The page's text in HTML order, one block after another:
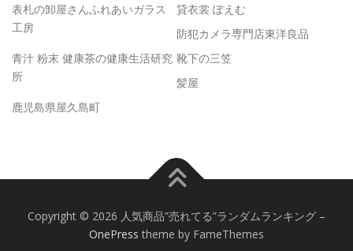
表札の卸屋さんふれあいガラス
工房
貸衣裳 ぽえむ
防犯カメラ専門店東洋良品
青汁 粉末 健康茶の健康生活研究
所
靴下の三笠
髪屋
鹿児島県屋久島町
Copyright © 2026 人気商品”売れてる”ランダムランキング –
OnePress theme by FameThemes